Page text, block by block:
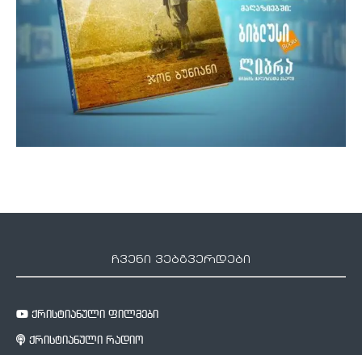
ჩვენი ვებგვერდები
ქრისტიანული ფილმები
ქრისტიანული რადიო